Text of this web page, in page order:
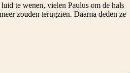
te wenen, vielen Paulus om de hals
zouden terugzien. Daarna deden ze